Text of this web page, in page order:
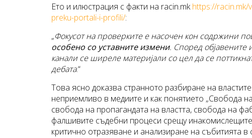
Ето и илюстрация с факти на racin.mkhttps://racin.mk/
preku-portali-i-profili/:
„Фокусот на проверките е насочен кон содржини
особено со уставните измени. Според објавените
канали се ширеле материјали со цел да се
дебата.“
Това ясно доказва странното разбиране на
неприемливо в медиите и как понятието „Свобода
свобода на пропагандата на властта, свобода на
фалшивите съдебни процеси срещу
критично отразяване и анализиране на събитията в